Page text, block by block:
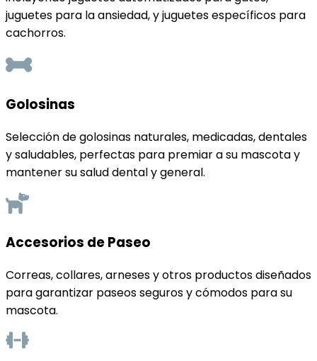
juguetes para la ansiedad, y juguetes específicos para
cachorros.
Golosinas
Selección de golosinas naturales, medicadas, dentales
y saludables, perfectas para premiar a su mascota y
mantener su salud dental y general.
Accesorios de Paseo
Correas, collares, arneses y otros productos diseñados
para garantizar paseos seguros y cómodos para su
mascota.